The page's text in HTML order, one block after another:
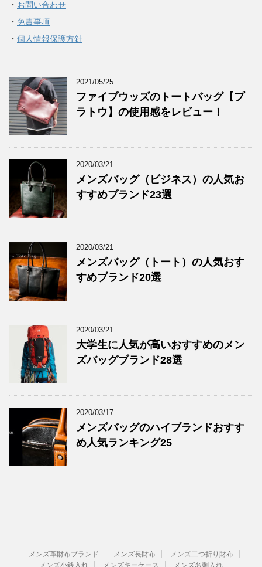
・ お問い合わせ
・ 免責事項
・ 個人情報保護方針
2021/05/25
ファイブウッズのトートバッグ【プ
ラトウ】の使用感をレビュー！
2020/03/21
メンズバッグ（ビジネス）の人気お
すすめブランド23選
2020/03/21
メンズバッグ（トート）の人気おす
すめブランド20選
2020/03/21
大学生に人気が高いおすすめのメン
ズバッグブランド28選
2020/03/17
メンズバッグのハイブランドおすす
め人気ランキング25
メンズ革財布ブランド メンズ長財布
メンズ二つ折り財布
メンズ小銭入れ
メンズキーケース メンズ名刺入れ